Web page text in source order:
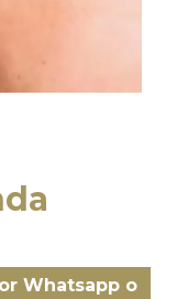
Whatsapp o